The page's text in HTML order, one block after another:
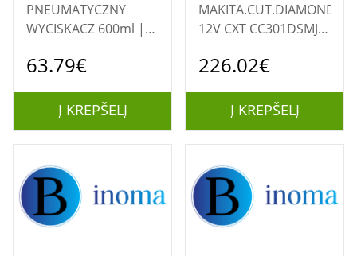
PNEUMATYCZNY
WYCISKACZ 600ml |
63.79€
Į KREPŠELĮ
MAKITA.CUT.DIAMOND.
12V CXT CC301DSMJ
25.5/16.5mm MAKPAC
226.02€
Į KREPŠELĮ